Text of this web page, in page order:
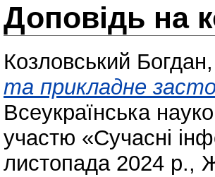
Доповідь на
Козловський Богдан,
та прикладне
Всеукраїнська
участю «Сучасні
листопада 2024 р.,